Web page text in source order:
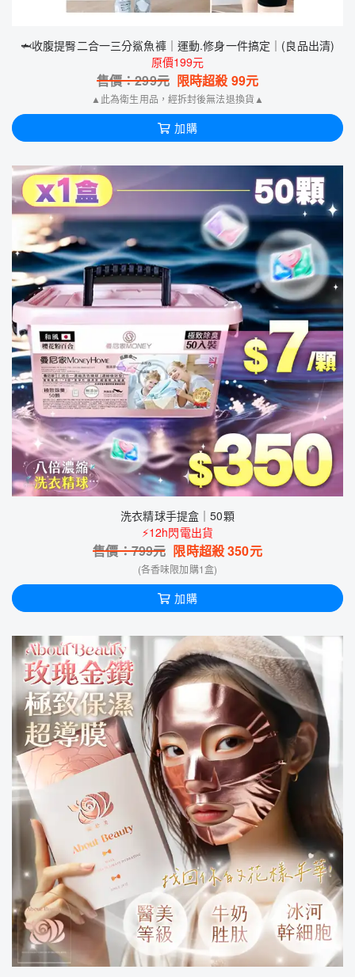
🦈收腹提臀二合一三分鯊魚褲｜運動.修身一件搞定｜(良品出清)
原價199元
售價：299元 限時超殺 99元
▲此為衛生用品，經拆封後無法退換貨▲
加購
洗衣精球手提盒｜50顆
⚡12h閃電出貨
售價：799元 限時超殺350元
(各香味限加購1盒)
加購